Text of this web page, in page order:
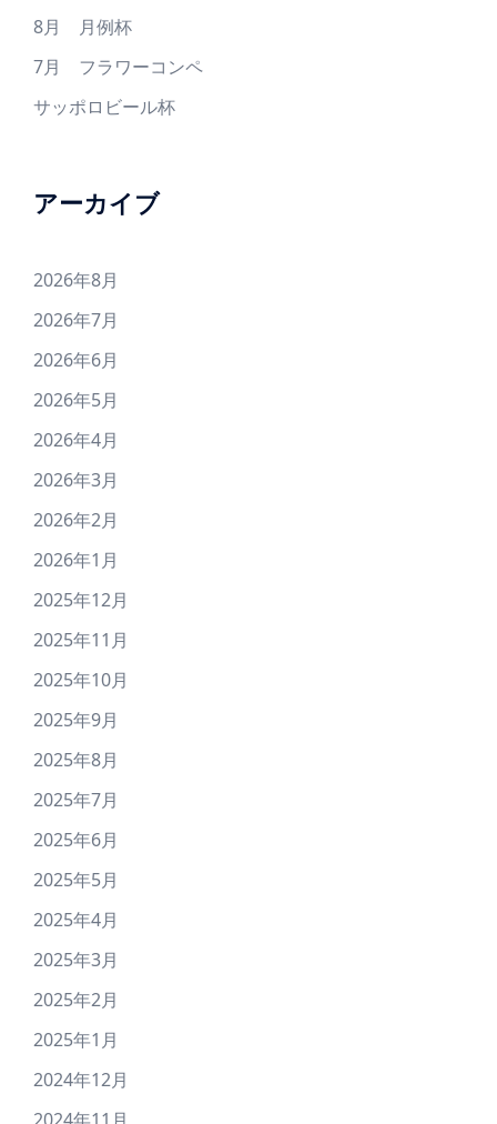
18
8月 月例杯
7月 フラワーコンペ
サッポロビール杯
アーカイブ
2026年8月
2026年7月
2026年6月
2026年5月
2026年4月
2026年3月
2026年2月
2026年1月
2025年12月
2025年11月
2025年10月
2025年9月
2025年8月
2025年7月
2025年6月
2025年5月
2025年4月
2025年3月
2025年2月
2025年1月
2024年12月